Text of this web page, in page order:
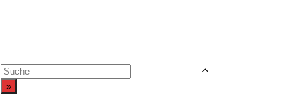
Suchergebnis
für: